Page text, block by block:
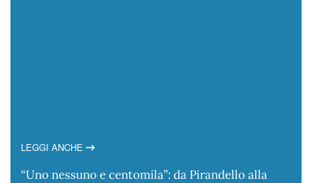
LEGGI ANCHE
“Uno nessuno e centomila”: da Pirandello alla